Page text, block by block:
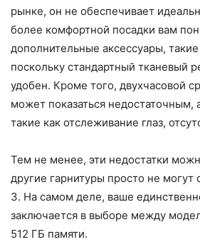
рынке, он не обеспечивает
более комфортной посадки вам
дополнительные аксессуары,
поскольку стандартный тканевый
удобен. Кроме того, двухчасовой
может показаться
такие как отслеживание глаз,
Тем не менее, эти недостатки
другие гарнитуры просто не могут
3. На самом деле, ваше
заключается в выборе между
512 ГБ памяти.